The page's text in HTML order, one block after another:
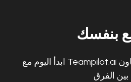
بنفسك
ابدأ اليوم مع Teampilot.ai واختبر مستقبل التعاون
بين الفرق